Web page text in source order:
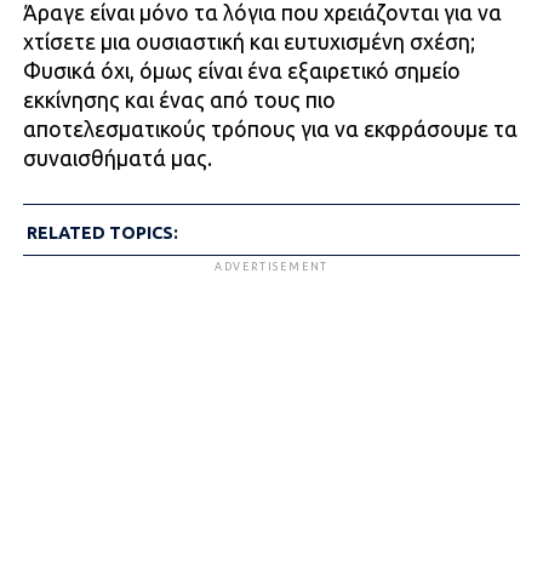
Άραγε είναι μόνο τα λόγια που χρειάζονται για να
χτίσετε μια ουσιαστική και ευτυχισμένη σχέση;
Φυσικά όχι, όμως είναι ένα εξαιρετικό σημείο
εκκίνησης και ένας από τους πιο
αποτελεσματικούς τρόπους για να εκφράσουμε τα
συναισθήματά μας.
RELATED TOPICS:
ADVERTISEMENT